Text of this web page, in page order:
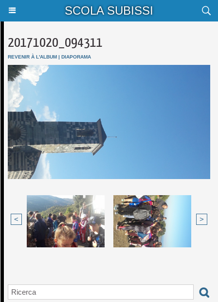
SCOLA SUBISSI
20171020_094311
REVENIR À L'ALBUM | DIAPORAMA
< >